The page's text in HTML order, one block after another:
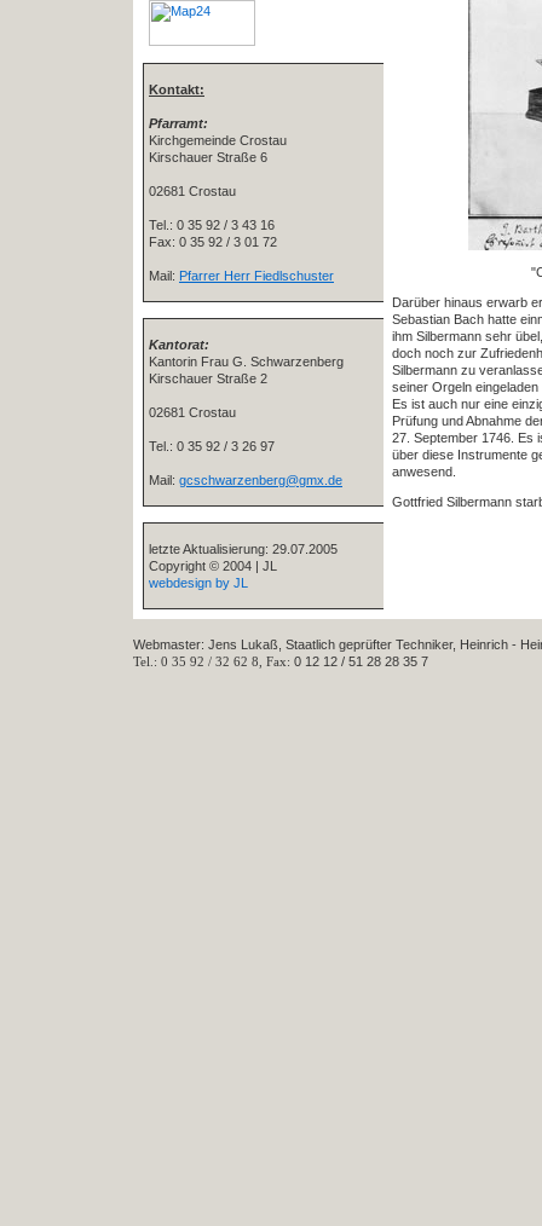
Kontakt:
Pfarramt:
Kirchgemeinde Crostau
Kirschauer Straße 6
02681 Crostau
Tel.: 0 35 92 / 3 43 16
Fax: 0 35 92 / 3 01 72
Mail: Pfarrer Herr Fiedlschuster
Kantorat:
Kantorin Frau G. Schwarzenberg
Kirschauer Straße 2
02681 Crostau
Tel.: 0 35 92 / 3 26 97
Mail: gcschwarzenberg@gmx.de
letzte Aktualisierung: 29.07.2005
Copyright © 2004 | JL
webdesign by JL
Darüber hinaus erwarb
Sebastian Bach hatte
ihm Silbermann sehr
doch noch zur
Silbermann zu
seiner Orgeln
Es ist auch nur eine
Prüfung und Abnahme
27. September 1746. Es
über diese Instrumente
anwesend.
Gottfried Silbermann
Webmaster: Jens Lukaß, Staatlich geprüfter Techniker, Heinrich -
Tel.: 0 35 92 / 32 62 8, Fax: 0 12 12 / 51 28 28 35 7